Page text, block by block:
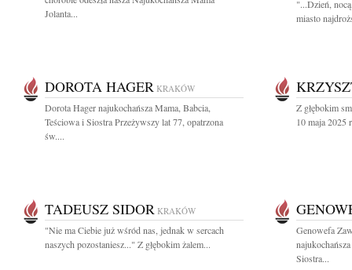
Jolanta...
"...Dzień,
miasto
DOROTA HAGER KRAKÓW
Dorota Hager najukochańsza Mama, Babcia,
Teściowa i Siostra Przeżywszy lat 77, opatrzona
św....
Z głębokim
10 maja 2025
TADEUSZ SIDOR KRAKÓW
"Nie ma Ciebie już wśród nas, jednak w sercach
naszych pozostaniesz..." Z głębokim żalem...
Genowefa
Siostra...